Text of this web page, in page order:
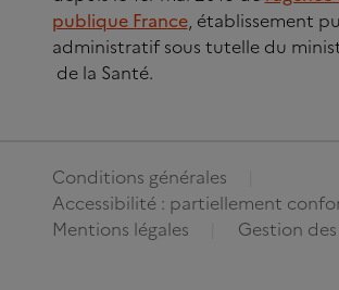
publique France, établissement
administratif sous tutelle du
de la Santé.
Conditions générales
Accessibilité : partiellement
Mentions légales
Gestion